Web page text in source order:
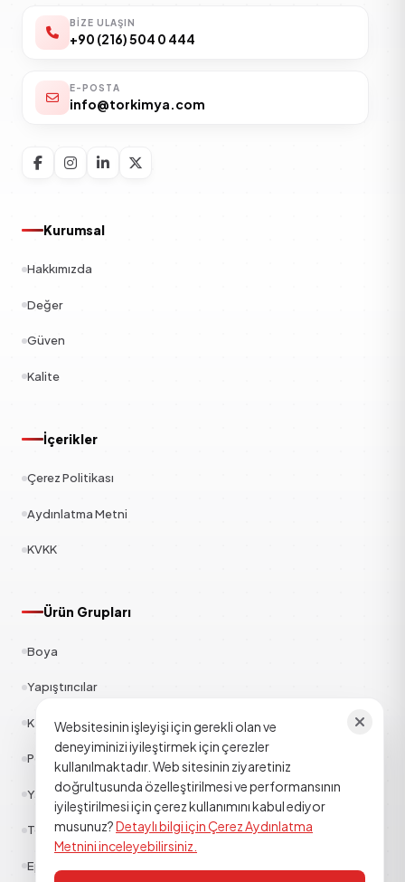
BIZE ULAŞIN
+90 (216) 504 0 444
E-POSTA
info@torkimya.com
Kurumsal
Hakkımızda
Değer
Güven
Kalite
İçerikler
Çerez Politikası
Aydınlatma Metni
KVKK
Ürün Grupları
Boya
Yapıştırıcılar
Kauçuk
Polyester
Yapı Kimyasalları
Tekstil
Epoksi Poliüretan
Websitesinin işleyişi için gerekli olan ve
deneyiminizi iyileştirmek için çerezler
kullanılmaktadır. Web sitesinin ziyaretiniz
doğrultusunda özelleştirilmesi ve performansının
iyileştirilmesi için çerez kullanımını kabul ediyor
musunuz?Detaylı bilgi için Çerez Aydınlatma
Metnini inceleyebilirsiniz.